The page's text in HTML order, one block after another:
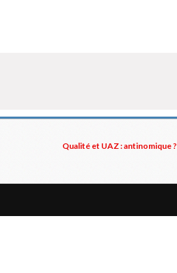
Qualité et UAZ : antinomique ?